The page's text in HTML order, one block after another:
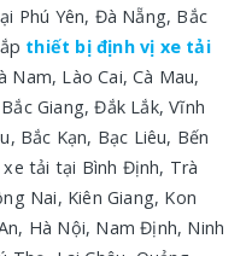
Phú Yên, Đà Nẵng, Bắc
thiết bị định vị xe tải
Nam, Lào Cai, Cà Mau,
Giang, Đắk Lắk, Vĩnh
Bắc Kạn, Bạc Liêu, Bến
tải tại Bình Định, Trà
Nai, Kiên Giang, Kon
Hà Nội, Nam Định, Ninh